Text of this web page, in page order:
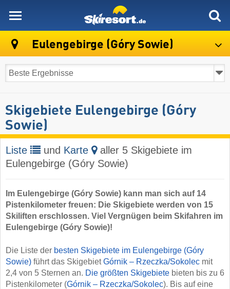
Eulengebirge (Góry Sowie)
Skigebiete Eulengebirge (Góry
Sowie)
Liste und Karte
aller 5 Skigebiete im
Eulengebirge (Góry Sowie)
Im Eulengebirge (Góry Sowie) kann man sich auf 14
Pistenkilometer freuen: Die Skigebiete werden von 15
Skiliften erschlossen. Viel Vergnügen beim Skifahren im
Eulengebirge (Góry Sowie)!
Die Liste der besten Skigebiete im Eulengebirge (Góry
Sowie) führt das SkigebietGórnik – Rzeczka/​Sokolec mit
2,4 von 5 Sternen an. Die größten Skigebiete bieten bis zu 6
Pistenkilometer (Górnik – Rzeczka/​Sokolec). Bis auf eine